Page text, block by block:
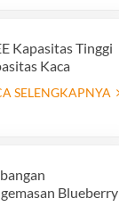
Kapasitas Tinggi
Kaca
Kaca Warna
SELENGKAPNYA
Blueberry